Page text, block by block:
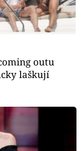
outu
laškují